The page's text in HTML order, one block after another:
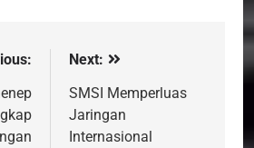
Next:
SMSI Memperluas
Jaringan
Internasional